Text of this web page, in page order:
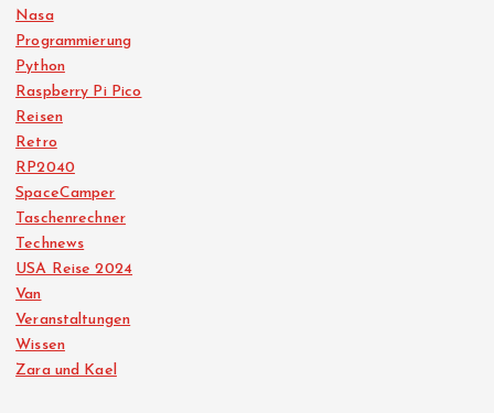
Nasa
Programmierung
Python
Raspberry Pi Pico
Reisen
Retro
RP2040
SpaceCamper
Taschenrechner
Technews
USA Reise 2024
Van
Veranstaltungen
Wissen
Zara und Kael